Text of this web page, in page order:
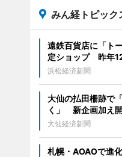
みん経トピック
遠鉄百貨店に「ト
定ショップ 昨年
浜松経済新聞
大仙の払田柵跡で
く」 新企画加え
大仙経済新聞
札幌・AOAOで進